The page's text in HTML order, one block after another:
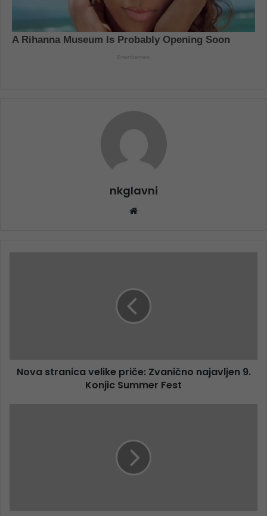
nkglavni
Nova stranica velike priče: Zvanično najavljen 9.
Konjic Summer Fest